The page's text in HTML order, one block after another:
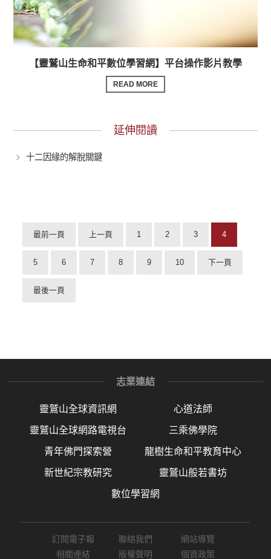
【靈鷲山生命和平數位學習網】平台操作影片教學
READ MORE
延伸閱讀
十二因緣的解脫關鍵
最前一頁 上一頁 1 2 3 4
5 6 7 8 9 10 下一頁
最後一頁
志業連結
靈鷲山全球資訊網 心道法師
靈鷲山全球網路電視台 三乘佛學院
青年佛門探索營 龍樹生命和平教育中心
新世紀宗教研究 靈鷲山般若書坊
數位學習網
訂閱電子報 聯絡我們
網站導覽
相關連結
版權聲明 個資政策